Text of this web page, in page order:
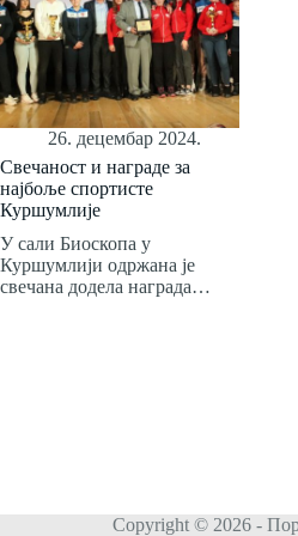
26. децембар 2024.
Свечаност и награде за
најбоље спортисте
Куршумлије
У сали Биоскопа у
Куршумлији одржана је
свечана додела награда…
Copyright © 2026 -